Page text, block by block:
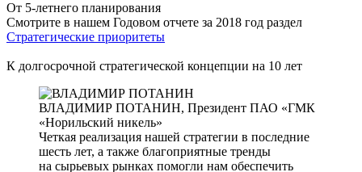
От 5-летнего планирования
Смотрите в нашем Годовом отчете за 2018 год раздел
Стратегические приоритеты
К долгосрочной стратегической концепции на 10 лет
ВЛАДИМИР ПОТАНИН, Президент ПАО «ГМК
«Норильский никель»
Четкая реализация нашей стратегии в последние
шесть лет, а также благоприятные тренды
на сырьевых рынках помогли нам обеспечить